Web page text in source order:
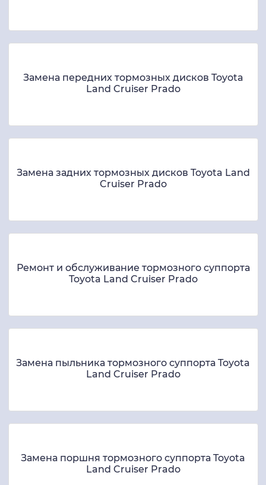
Замена передних тормозных дисков Toyota
Land Cruiser Prado
Замена задних тормозных дисков Toyota Land
Cruiser Prado
Ремонт и обслуживание тормозного суппорта
Toyota Land Cruiser Prado
Замена пыльника тормозного суппорта Toyota
Land Cruiser Prado
Замена поршня тормозного суппорта Toyota
Land Cruiser Prado